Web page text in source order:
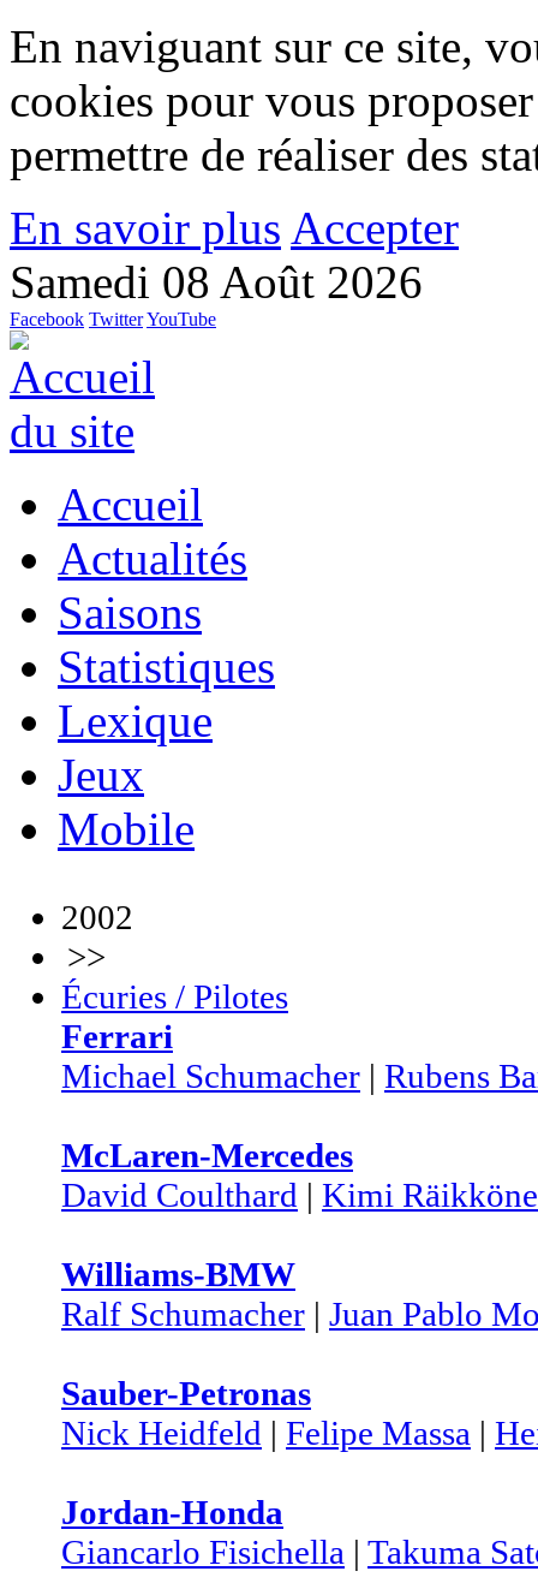
En naviguant sur ce site,
cookies pour vous
permettre de réaliser des
En savoir plus Accepter
Samedi 08 Août 2026
Facebook TwitterYouTube
Accueil
Actualités
Saisons
Statistiques
Lexique
Jeux
Mobile
2002
>>
Écuries / Pilotes
Ferrari
Michael Schumacher | Rubens
McLaren-Mercedes
David Coulthard | Kimi
Williams-BMW
Ralf Schumacher | Juan Pablo
Sauber-Petronas
Nick Heidfeld | Felipe Massa |
Jordan-Honda
Giancarlo Fisichella | Takuma